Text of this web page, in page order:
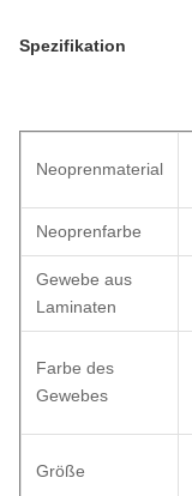
Spezifikation
Neoprenmaterial
Neoprenfarbe
Gewebe aus
Laminaten
Farbe des
Gewebes
Größe